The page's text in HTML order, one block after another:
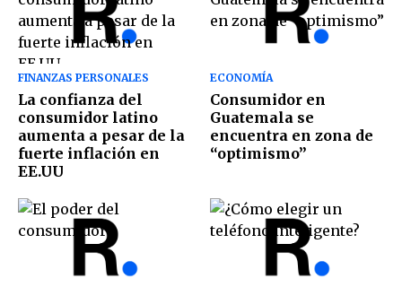
FINANZAS PERSONALES
La confianza del
consumidor latino
aumenta a pesar de la
fuerte inflación en
EE.UU
ECONOMÍA
Consumidor en
Guatemala se
encuentra en zona de
“optimismo”